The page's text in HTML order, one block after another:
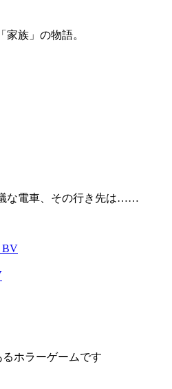
族」の物語。
な電車、その行き先は……
ホラーゲームです